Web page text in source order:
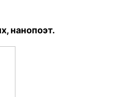
нанопоэт.